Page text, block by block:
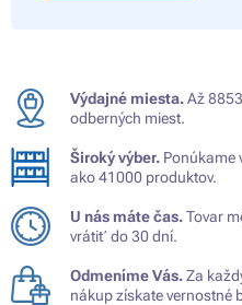
Výdajné miesta.Až 8853
odberných miest.
Široký výber. Ponúkame
ako 41000 produktov.
U nás máte čas.Tovar
vrátiť do 30 dní.
Odmeníme Vás.Za
nákup získate vernostné